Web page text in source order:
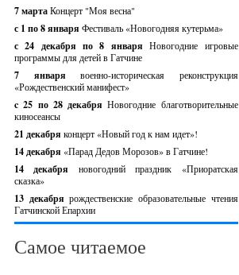
7 мартаКонцерт "Моя весна"
с 1 по 8 января Фестиваль «Новогодняя кутерьма»
с 24 декабря по 8 январяНовогодние игровые
программы для детей в Гатчине
7 январявоенно-историческая реконструкция
«Рождественский манифест»
c 25 по 28 декабряНовогодние благотворительные
киносеансы
21 декабря концерт «Новый год к нам идет»!
14 декабря «Парад Дедов Морозов» в Гатчине!
14 декабря новогодний праздник «Приоратская
сказка»
13 декабрярождественские образовательные чтения
Гатчинской Епархии
Самое читаемое